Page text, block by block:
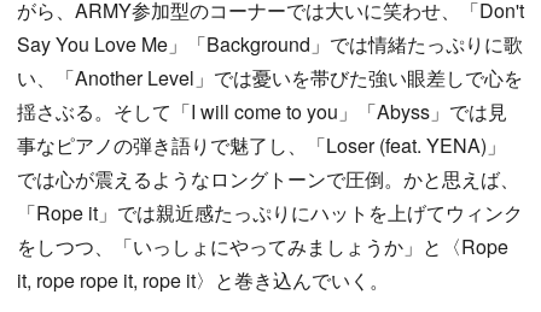
がら、ARMY参加型のコーナーでは大いに笑わせ、「Don't
Say You Love Me」「Background」では情緒たっぷりに歌
い、「Another Level」では憂いを帯びた強い眼差しで心を
揺さぶる。そして「I will come to you」「Abyss」では見
事なピアノの弾き語りで魅了し、「Loser (feat. YENA)」
では心が震えるようなロングトーンで圧倒。かと思えば、
「Rope it」では親近感たっぷりにハットを上げてウィンク
をしつつ、「いっしょにやってみましょうか」と〈Rope
it, rope rope it, rope it〉と巻き込んでいく。